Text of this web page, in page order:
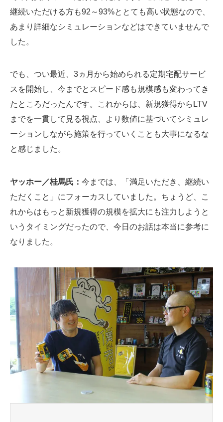
継続いただける方も92～93%ととても高い状態なので、
あまり詳細なシミュレーションなどはできていませんで
した。
でも、つい最近、3ヵ月から始められる定期宅配サービ
スを開始し、今までとスピード感も規模感も変わってき
たところだったんです。これからは、新規獲得からLTV
までを一貫して見る視点、より数値に基づいてシミュレ
ーションしながら施策を行っていくことも大事になるな
と感じました。
ヤッホー／桂馬氏： 今までは、「満足いただき、継続い
ただくこと」にフォーカスしていました。ちょうど、こ
れからはもっと新規獲得の規模を拡大にも注力しようと
いうタイミングだったので、今日のお話は本当に参考に
なりました。